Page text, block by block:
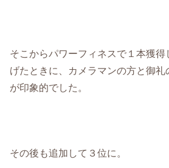
そこからパワーフィネスで１本獲得
げたときに、カメラマンの方と御
が印象的でした。
その後も追加して３位に。